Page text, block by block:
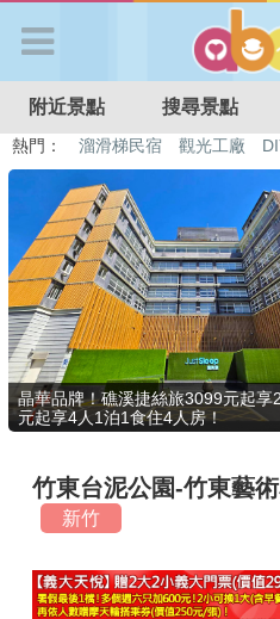
APP登入
首 頁
搜尋景點
好康優惠
最新消息
最新留言
商家合作
附近景點 搜尋景點
熱門： 溜滑梯民宿 觀光工廠
特色遊戲場
親子住房優惠 台北親
晶華品牌！礁溪捷絲旅3099元起
元起享4人1泊1食住4人房！
竹東台泥公園-竹東藝
新竹